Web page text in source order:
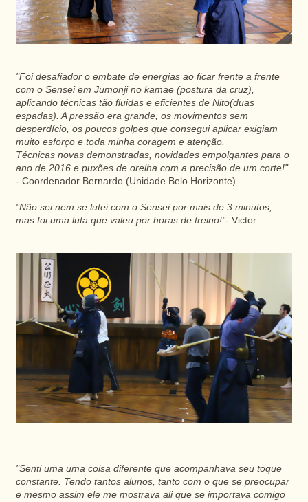
"Foi desafiador o embate de energias ao ficar frente a frente
com o Sensei em Jumonji no kamae (postura da cruz),
aplicando técnicas tão fluidas e eficientes de Nito(duas
espadas). A pressão era grande, os movimentos sem
desperdício, os poucos golpes que consegui aplicar exigiam
muito esforço e toda minha coragem e atenção.
Técnicas novas demonstradas, novidades empolgantes para o
ano de 2016 e puxões de orelha com a precisão de um corte!"
-Coordenador Bernardo (Unidade Belo Horizonte)
"Não sei nem se lutei com o Sensei por mais de 3 minutos,
mas foi uma luta que valeu por horas de treino!"-Victor
"Senti uma uma coisa diferente que acompanhava seu toque
constante. Tendo tantos alunos, tanto com o que se preocupar
e mesmo assim ele me mostrava ali que se importava comigo